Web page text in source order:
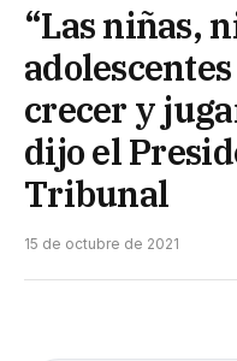
“Las niñas,
crecer y
dijo el
Tribunal
15 de octubre de 2021